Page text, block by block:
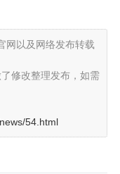
网以及网络发布转载
修改整理发布，如需
54.html